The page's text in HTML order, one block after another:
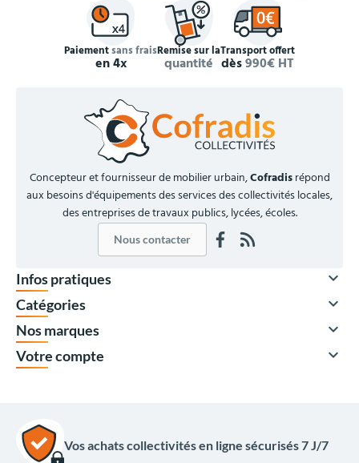
Paiementsans frais
en 4x
Remise sur la
quantité
Transport offert
dès990€ HT
Concepteur et fournisseur de mobilier urbain,Cofradisrépond
aux besoins d'équipements des services des collectivités locales,
des entreprises de travaux publics, lycées, écoles.
Nous contacter
Infos pratiques 
Catégories 
Nos marques 
Votre compte 
Vos achats collectivités en ligne sécurisés 7 J/7